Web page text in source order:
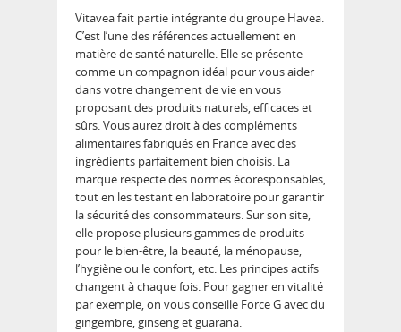
Vitavea fait partie intégrante du groupe Havea.
C’est l’une des références actuellement en
matière de santé naturelle. Elle se présente
comme un compagnon idéal pour vous aider
dans votre changement de vie en vous
proposant des produits naturels, efficaces et
sûrs. Vous aurez droit à des compléments
alimentaires fabriqués en France avec des
ingrédients parfaitement bien choisis. La
marque respecte des normes écoresponsables,
tout en les testant en laboratoire pour garantir
la sécurité des consommateurs. Sur son site,
elle propose plusieurs gammes de produits
pour le bien-être, la beauté, la ménopause,
l’hygiène ou le confort, etc. Les principes actifs
changent à chaque fois. Pour gagner en vitalité
par exemple, on vous conseille Force G avec du
gingembre, ginseng et guarana.